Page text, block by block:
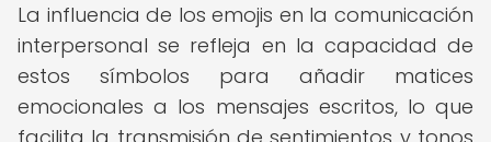
La influencia de los emojis en la comunicación
interpersonal se refleja en la capacidad de
estos símbolos para añadir matices
emocionales a los mensajes escritos, lo que